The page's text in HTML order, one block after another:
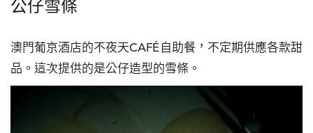
公仔雪條
澳門葡京酒店的不夜天CAFÉ自助餐，不定期供應各款甜
品。這次提供的是公仔造型的雪條。